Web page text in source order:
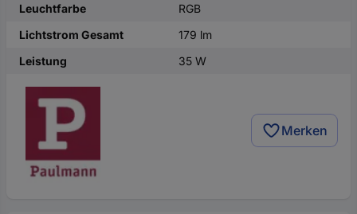
Leuchtfarbe
RGB
Lichtstrom Gesamt
179 lm
Leistung
35 W
Merken